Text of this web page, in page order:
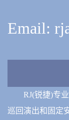
Email:
RJ(锐捷)专
巡回演出和固定